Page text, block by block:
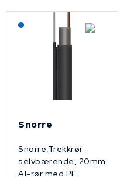
Lagerført: NEK Kabel
Snorre
Snorre,Trekkrør -
selvbærende, 20mm
Al-rør med PE